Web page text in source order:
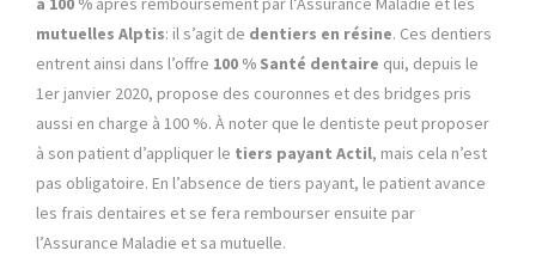
mutuelles Alptis: il s’agit de dentiers en résine. Ces dentiers
entrent ainsi dans l’offre 100 % Santé dentaire qui, depuis le
1er janvier 2020, propose des couronnes et des bridges pris
aussi en charge à 100 %. À noter que le dentiste peut proposer
à son patient d’appliquer le tiers payant Actil, mais cela n’est
pas obligatoire. En l’absence de tiers payant, le patient avance
les frais dentaires et se fera rembourser ensuite par
l’Assurance Maladie et sa mutuelle.